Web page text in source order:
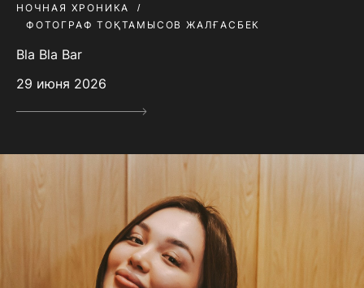
НОЧНАЯ ХРОНИКА
ФОТОГРАФ ТОҚТАМЫСОВ ЖАЛҒАСБЕК
Bla Bla Bar
29 июня 2026